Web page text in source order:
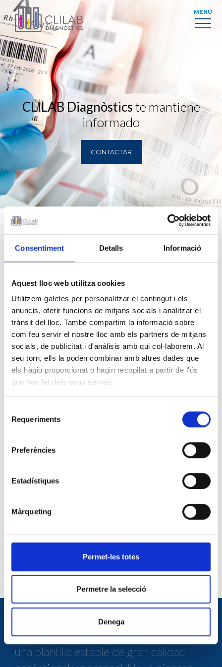
Consentiment Detalls Informació
Aquest lloc web utilitza cookies
Utilitzem galetes per personalitzar el contingut i els
anuncis, oferir funcions de mitjans socials i analitzar el
trànsit del lloc. També compartim la informació sobre
com feu servir el nostre lloc amb els partners de mitjans
socials, de publicitat i d'anàlisis amb qui col·laborem. Al
seu torn, ells la poden combinar amb altres dades que
els hàgiu proporcionat o hagin recopilat a partir de l'ús
que heu fet dels seus serveis.
Requeriments
Preferències
Estadístiques
Màrqueting
Permet-les totes
Permetre la selecció
Denega
MENÚ
CLILAB Diagnòsticste mantiene
informado
CONTACTAR
Convocatoria 1 Administrativo/a
de Calidad/Dirección
Convocatoria de una vacante en el área de Calidad/Dirección.
Bases de la convocatoria externa adm. dirección
NOTICIAS
TRABAJA CON NOSOTROS
Ven a trabajar con nosotros. Tenemos
una plantilla estable de gran calidad